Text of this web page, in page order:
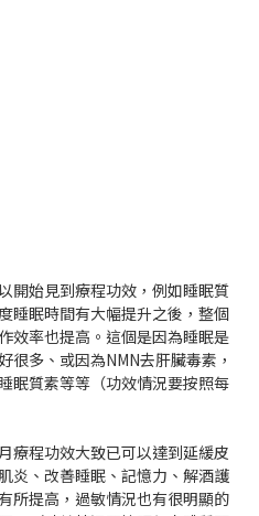
開始見到療程功效，例如睡眠質
睡眠時間有大幅提升之後，整個
效率也提高。這個是因為睡眠是
很多、或因為NMN去肝臟毒素，
眠質素等等（功效情況要按照每
療程功效大致已可以達到延緩皮
炎、改善睡眠、記憶力、解酒護
所提高，過敏情況也有很明顯的